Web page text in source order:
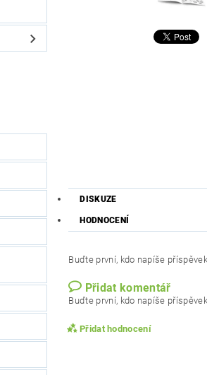
DISKUZE
HODNOCENÍ
Buďte první, kdo napíše
Přidat komentář
Buďte první, kdo napíše
Přidat hodnocení